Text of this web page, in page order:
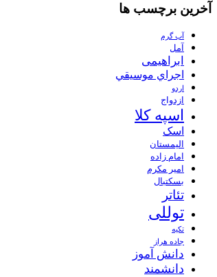
آخرین برچسب ها
آب گرم
آمل
ابراهیمی
اجراي موسيقي
اردو
ازدواج
اسپه کلا
اسک
الیمستان
امام زاده
امیر مکرم
بسکتبال
تئاتر
توللی
تکیه
جاده هراز
دانش آموز
دانشمند